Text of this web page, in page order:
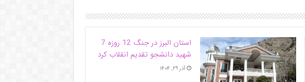
استان البرز در جنگ 12 روزه 7
شهید دانشجو تقدیم انقلاب کرد
آذر ۲۹, ۱۴۰۴